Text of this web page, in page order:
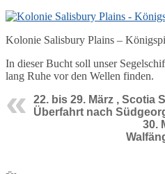
Kolonie Salisbury Plains –
In dieser Bucht soll unser
lang Ruhe vor den Wellen finden.
22. bis 29. März , Scotia
Überfahrt nach
30.